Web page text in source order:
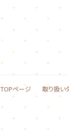
TOPページ 取り扱い